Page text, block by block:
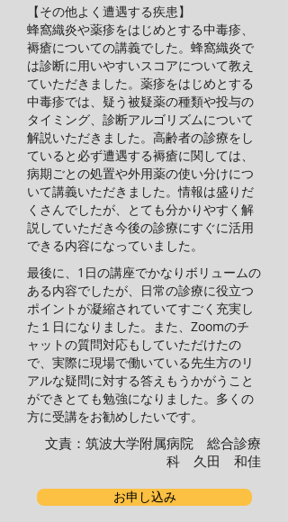
【その他よく遭遇する疾患】
蜂窩織炎や薬疹をはじめとする中毒疹、
褥瘡についての講義でした。蜂窩織炎で
は診断に用いやすいスコアについて教え
ていただきました。薬疹をはじめとする
中毒疹では、疑う被疑薬の種類や投与の
タイミング、診断アルゴリズムについて
解説いただきました。高齢者の診療をし
ていると必ず遭遇する褥瘡に関しては、
病期ごとの処置や外用薬の使い分けにつ
いて講義いただきました。情報は盛りだ
くさんでしたが、とても分かりやすく解
説していただき今後の診療にすぐに活用
できる内容になっていました。
最後に、1日の講座でかなりボリュームの
ある内容でしたが、日常の診療に役立つ
ポイントが凝縮されていてすごく充実し
た１日になりました。また、Zoomのチ
ャットの質問対応もしていただけたの
で、実際に現場で働いている先生方のリ
アルな疑問に対する答えもうかがうこと
ができとても勉強になりました。多くの
方に受講をお勧めしたいです。
文責：筑波大学附属病院 総合診療
科 久田 和佳
お申し込み